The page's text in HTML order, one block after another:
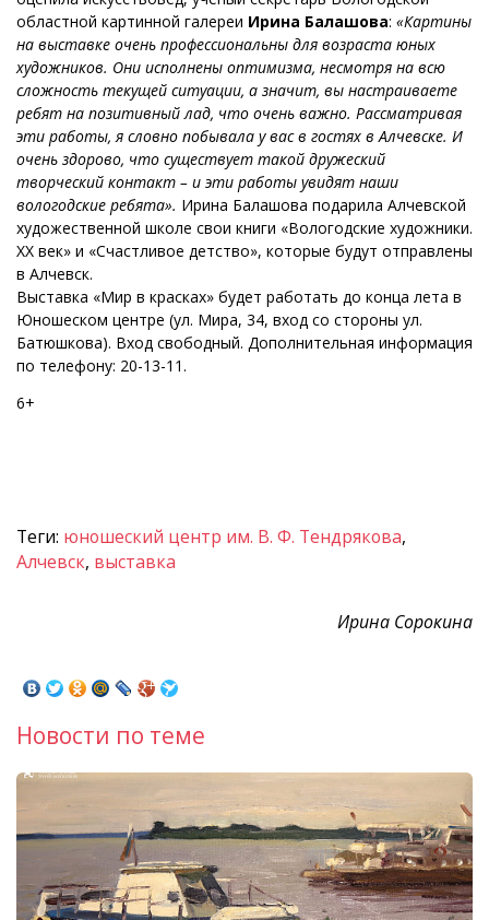
областной картинной галереи Ирина Балашова: «Картины
на выставке очень профессиональны для возраста юных
художников. Они исполнены оптимизма, несмотря на всю
сложность текущей ситуации, а значит, вы настраиваете
ребят на позитивный лад, что очень важно. Рассматривая
эти работы, я словно побывала у вас в гостях в Алчевске. И
очень здорово, что существует такой дружеский
творческий контакт – и эти работы увидят наши
вологодские ребята». Ирина Балашова подарила Алчевской
художественной школе свои книги «Вологодские художники.
ХХ век» и «Счастливое детство», которые будут отправлены
в Алчевск.
Выставка «Мир в красках» будет работать до конца лета в
Юношеском центре (ул. Мира, 34, вход со стороны ул.
Батюшкова). Вход свободный. Дополнительная информация
по телефону: 20-13-11.
6+
Теги: юношеский центр им. В. Ф. Тендрякова,
Алчевск, выставка
Ирина Сорокина
Новости по теме